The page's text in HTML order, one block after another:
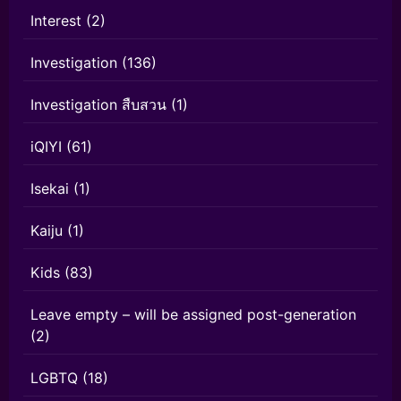
Interest (2)
Investigation (136)
Investigation สืบสวน (1)
iQIYI (61)
Isekai (1)
Kaiju (1)
Kids (83)
Leave empty – will be assigned post-generation
(2)
LGBTQ (18)